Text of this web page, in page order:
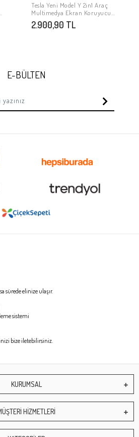
SEPETE EKLE
Tesla Yeni Model Y 2in1 Araç
Multimedya Ekran Koruyucu
Uygulama Aparatlı Zore Premium
Temperli Cam Ekran Koruyucu
2.900,90 TL
E-BÜLTEN
sürede elinize ulaşır.
sistemi
bize iletebilirsiniz.
KURUMSAL
HİZMETLERİ